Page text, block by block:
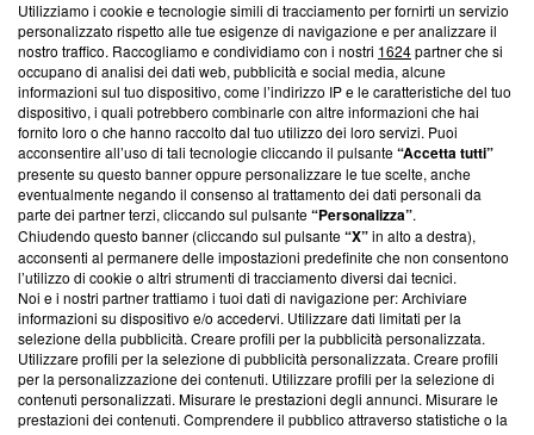
Questa sezione offre informazioni trasparenti su Blasting
News, sui nostri processi editoriali e su come ci impegniamo a
creare news di qualità. Inoltre, afferma la nostra aderenza a
‘Trust Project - News with Integrity’Blasting News non è
ancora membro del programma, ma ha richiesto di farne
parte; Trust Project non ha ancora effettuato una verifica di
conformità agli standard.
Su di noi
Team editoriale
Corporate
Redazione
Informativa Privacy
Cookie Policy
Utilizziamo i cookie e tecnologie simili di tracciamento per fornirti un servizio
personalizzato rispetto alle tue esigenze di navigazione e per analizzare il
nostro traffico. Raccogliamo e condividiamo con i nostri 1624partner che si
occupano di analisi dei dati web, pubblicità e social media, alcune
informazioni sul tuo dispositivo, come l’indirizzo IP e le caratteristiche del tuo
dispositivo, i quali potrebbero combinarle con altre informazioni che hai
fornito loro o che hanno raccolto dal tuo utilizzo dei loro servizi. Puoi
acconsentire all’uso di tali tecnologie cliccando il pulsante“Accetta tutti”
presente su questo banner oppure personalizzare le tue scelte, anche
eventualmente negando il consenso al trattamento dei dati personali da
parte dei partner terzi, cliccando sul pulsante“Personalizza”.
Chiudendo questo banner (cliccando sul pulsante“X”in alto a destra),
acconsenti al permanere delle impostazioni predefinite che non consentono
l’utilizzo di cookie o altri strumenti di tracciamento diversi dai tecnici.
Noi e i nostri partner trattiamo i tuoi dati di navigazione per: Archiviare
informazioni su dispositivo e/o accedervi. Utilizzare dati limitati per la
selezione della pubblicità. Creare profili per la pubblicità personalizzata.
Utilizzare profili per la selezione di pubblicità personalizzata. Creare profili
per la personalizzazione dei contenuti. Utilizzare profili per la selezione di
contenuti personalizzati. Misurare le prestazioni degli annunci. Misurare le
prestazioni dei contenuti. Comprendere il pubblico attraverso statistiche o la